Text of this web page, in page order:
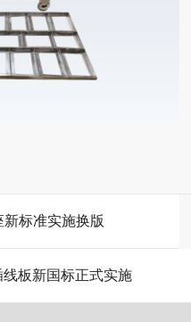
标准实施换版
板新国标正式实施